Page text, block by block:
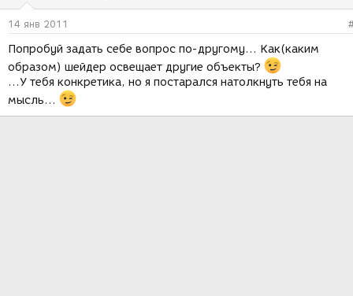
14 янв 2011
Попробуй задать себе вопрос по-другому... Как(каким
образом) шейдер освещает другие объекты?
...У тебя конкретика, но я постарался натолкнуть тебя на
мысль...